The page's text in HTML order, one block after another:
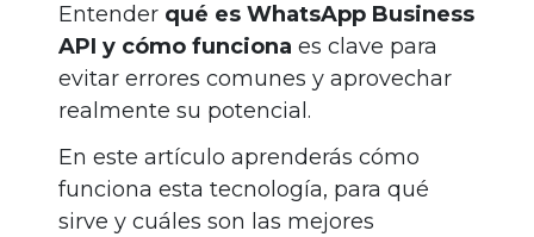
Entender qué es WhatsApp Business
API y cómo funciona es clave para
evitar errores comunes y aprovechar
realmente su potencial.
En este artículo aprenderás cómo
funciona esta tecnología, para qué
sirve y cuáles son las mejores